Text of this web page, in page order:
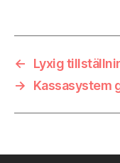
←
Lyxig
→
Kassasystem